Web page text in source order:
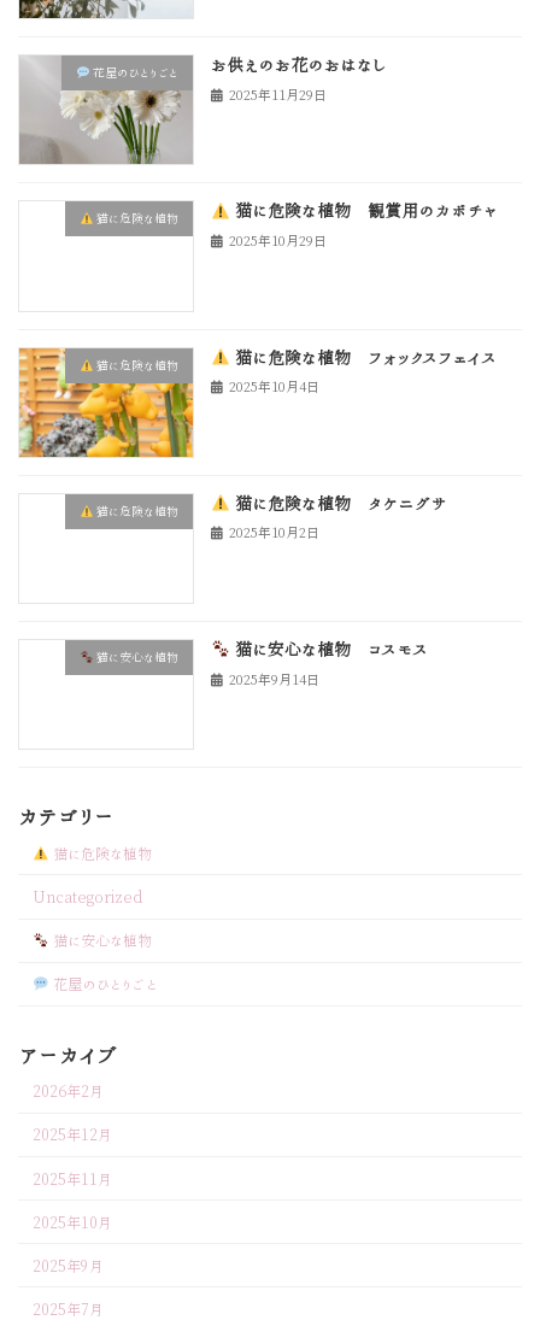
花屋のひとりごと お供えのお花のおはなし
2025年11月29日
猫に危険な植物 猫に危険な植物 観賞用のカボチャ
2025年10月29日
猫に危険な植物 猫に危険な植物 フォックスフェイス
2025年10月4日
猫に危険な植物 猫に危険な植物 タケニグサ
2025年10月2日
猫に安心な植物 猫に安心な植物 コスモス
2025年9月14日
カテゴリー
猫に危険な植物
Uncategorized
猫に安心な植物
花屋のひとりごと
アーカイブ
2026年2月
2025年12月
2025年11月
2025年10月
2025年9月
2025年7月